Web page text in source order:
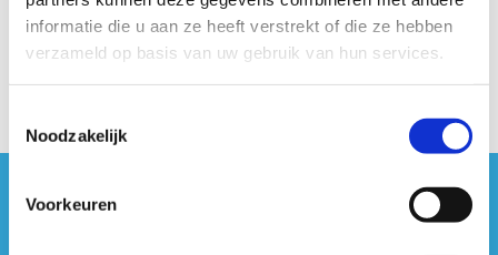
informatie die u aan ze heeft verstrekt of die ze hebben
verzameld op basis van uw gebruik van hun services.
Noodzakelijk
Voorkeuren
Ontdek een sportactiviteit in jouw buurt op Uit in
Vlaanderen
#sportersbelevenmeer